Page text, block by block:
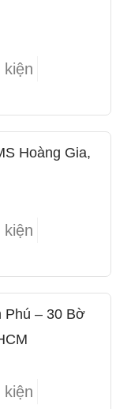
Hoàng Gia,
Phú – 30 Bờ